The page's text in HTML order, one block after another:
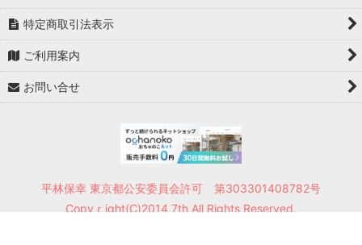
特定商取引法表示
ご利用案内
お問い合せ
平林保幸 東京都公安委員会許可 第303301408782号
Copyｒight(C)2014 7th All Rights Reserved.